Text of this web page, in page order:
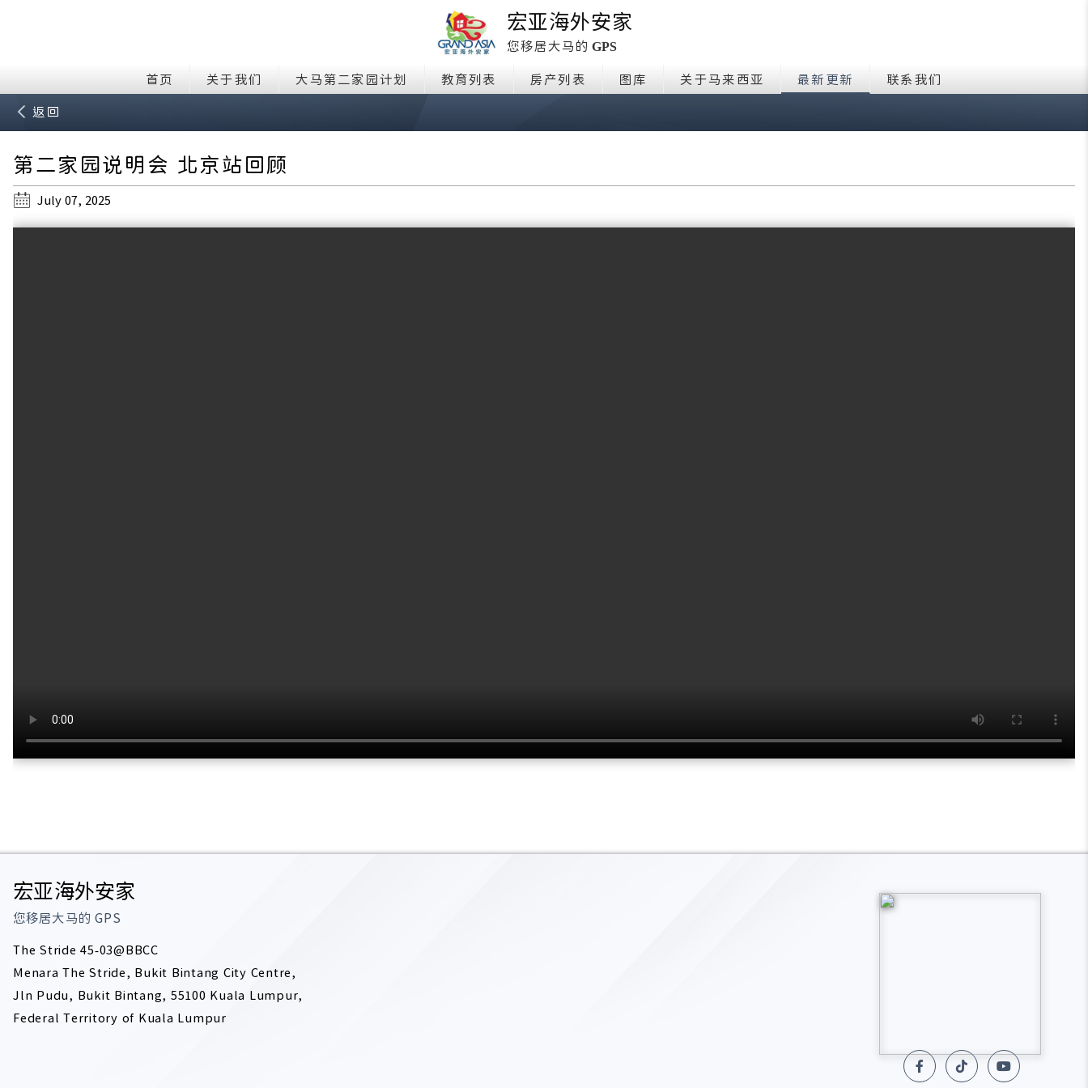
宏亚海外安家
您移居大马的 GPS
首页 关于我们 大马第二家园计划 教育列表 房产列表 图库 关于马来西亚 最新更新 联系我们
返回
第二家园说明会 北京站回顾
July 07, 2025
宏亚海外安家
您移居大马的GPS
The Stride 45-03@BBCC
Menara The Stride, Bukit Bintang City Centre,
Jln Pudu, Bukit Bintang, 55100 Kuala Lumpur,
Federal Territory of Kuala Lumpur